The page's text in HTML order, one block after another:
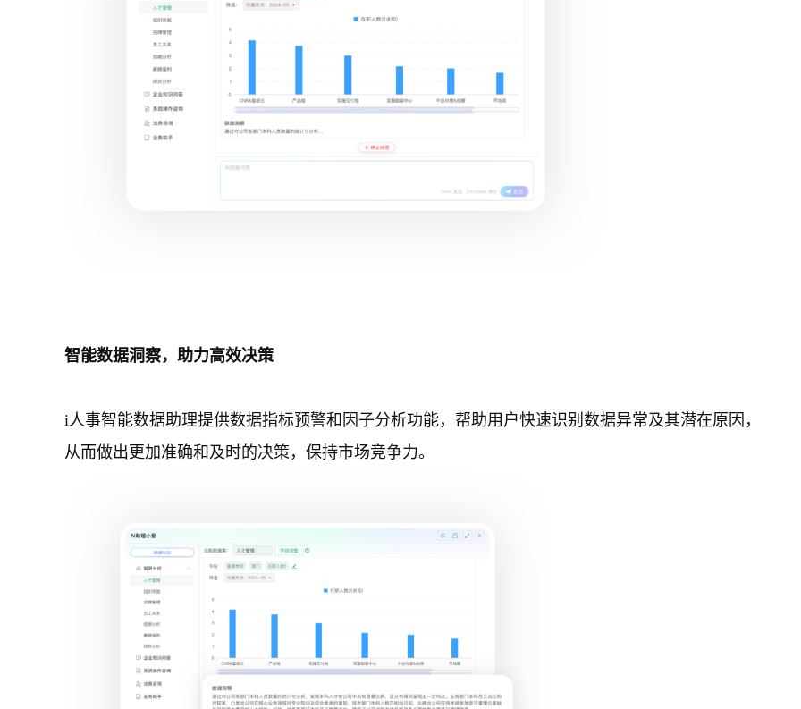
智能数据洞察，助力高效决策
i人事智能数据助理提供数据指标预警和因子分析功能，帮助用户快速识别数据异常及其潜在原因，
从而做出更加准确和及时的决策，保持市场竞争力。